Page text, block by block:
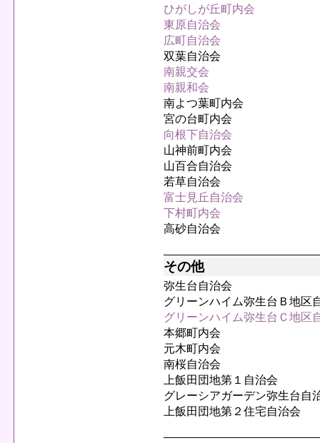
ひがしが丘町内会
東原自治会
広町自治会
双葉自治会
南親交会
南親和会
南よつ葉町内会
宮の台町内会
向根下自治会
山神前町内会
山百合自治会
若草自治会
富士見丘自治会
下村町内会
高砂自治会
その他
弥生台自治会
グリーンハイム弥生台Ｂ地区
グリーンハイム弥生台Ｃ地区
本郷町内会
元木町内会
南桜自治会
上飯田団地第１自治会
グレーシアガーデン弥生台自
上飯田団地第２住宅自治会